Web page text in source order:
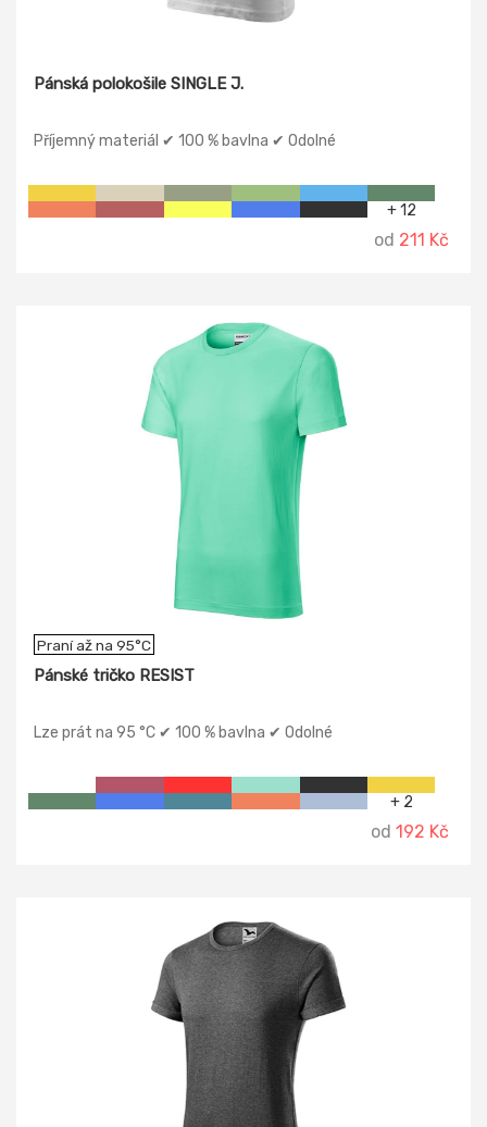
Pánská polokošile SINGLE J.
Příjemný materiál ✔ 100 % bavlna ✔ Odolné
+ 12
od 211 Kč
Praní až na 95°C
Pánské tričko RESIST
Lze prát na 95 °C ✔ 100 % bavlna ✔ Odolné
+ 2
od 192 Kč